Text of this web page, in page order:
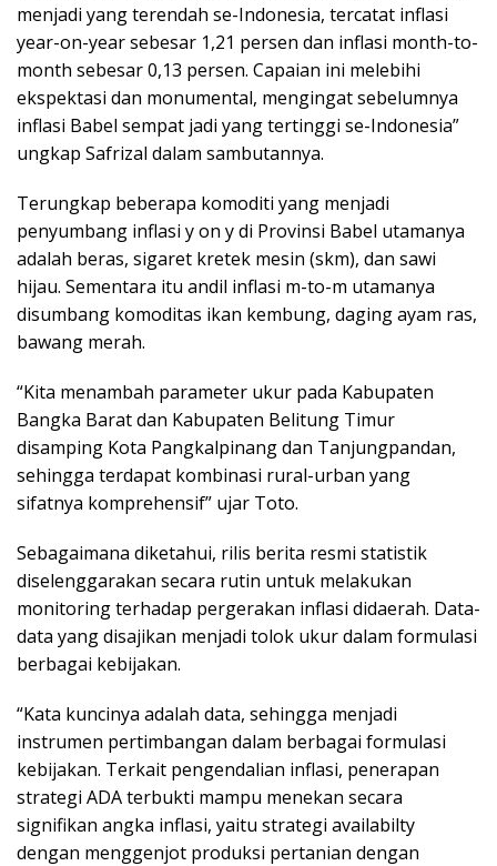
menjadi yang terendah se-Indonesia, tercatat inflasi
year-on-year sebesar 1,21 persen dan inflasi month-to-
month sebesar 0,13 persen. Capaian ini melebihi
ekspektasi dan monumental, mengingat sebelumnya
inflasi Babel sempat jadi yang tertinggi se-Indonesia”
ungkap Safrizal dalam sambutannya.
Terungkap beberapa komoditi yang menjadi
penyumbang inflasi y on y di Provinsi Babel utamanya
adalah beras, sigaret kretek mesin (skm), dan sawi
hijau. Sementara itu andil inflasi m-to-m utamanya
disumbang komoditas ikan kembung, daging ayam ras,
bawang merah.
“Kita menambah parameter ukur pada Kabupaten
Bangka Barat dan Kabupaten Belitung Timur
disamping Kota Pangkalpinang dan Tanjungpandan,
sehingga terdapat kombinasi rural-urban yang
sifatnya komprehensif” ujar Toto.
Sebagaimana diketahui, rilis berita resmi statistik
diselenggarakan secara rutin untuk melakukan
monitoring terhadap pergerakan inflasi didaerah. Data-
data yang disajikan menjadi tolok ukur dalam formulasi
berbagai kebijakan.
“Kata kuncinya adalah data, sehingga menjadi
instrumen pertimbangan dalam berbagai formulasi
kebijakan. Terkait pengendalian inflasi, penerapan
strategi ADA terbukti mampu menekan secara
signifikan angka inflasi, yaitu strategi availabilty
dengan menggenjot produksi pertanian dengan